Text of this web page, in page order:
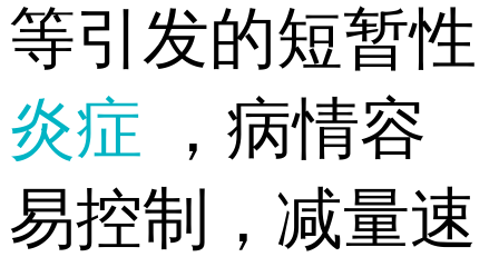
等引发的短暂性
炎症
，病情容
易控制，减量速